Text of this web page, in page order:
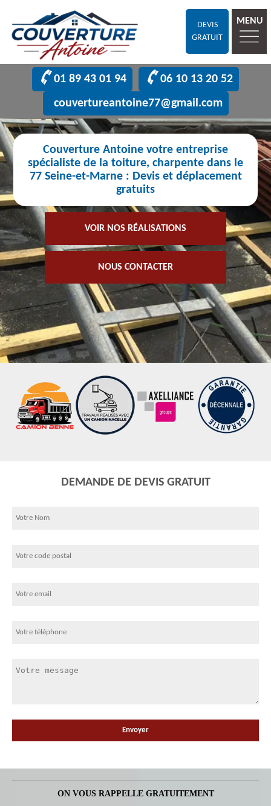
DEVIS
GRATUIT
MENU
01 89 43 01 94
06 10 13 20 52
couvertureantoine77@gmail.com
Couverture Antoine votre entreprise
spécialiste de la toiture, charpente dans le
77 Seine-et-Marne : Devis et déplacement
gratuits
VOIR NOS RÉALISATIONS
NOUS CONTACTER
DEMANDE DE DEVIS GRATUIT
ON VOUS RAPPELLE GRATUITEMENT